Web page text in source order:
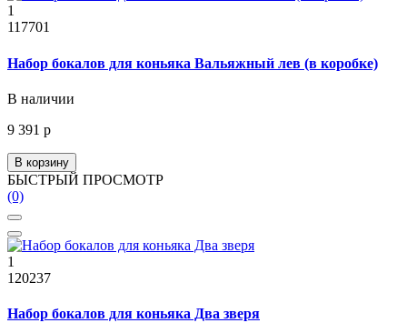
1
117701
Набор бокалов для коньяка Вальяжный лев (в коробке)
В наличии
9 391 р
В корзину
БЫСТРЫЙ ПРОСМОТР
(0)
1
120237
Набор бокалов для коньяка Два зверя